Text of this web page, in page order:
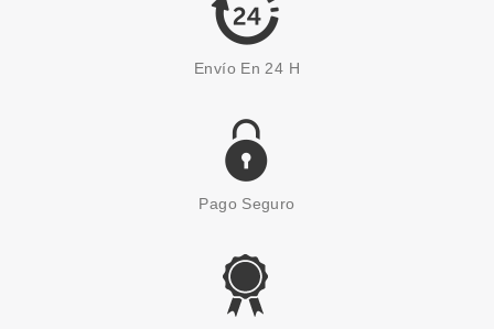
SVR
Envío En 24 H
Pago Seguro